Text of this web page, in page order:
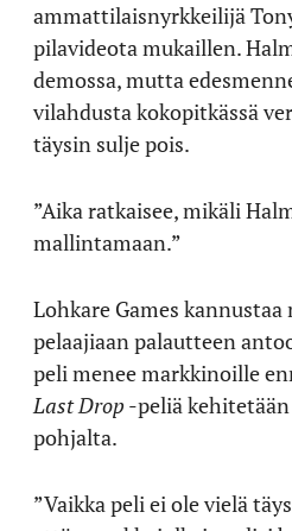
ammattilaisnyrkkeilijä
pilavideota mukaillen.
demossa, mutta
vilahdusta kokopitkässä
täysin sulje pois.
”Aika ratkaisee, mikäli
mallintamaan.”
Lohkare Games
pelaajiaan palautteen
peli menee markkinoille
Last Drop-peliä
pohjalta.
”Vaikka peli ei ole vielä